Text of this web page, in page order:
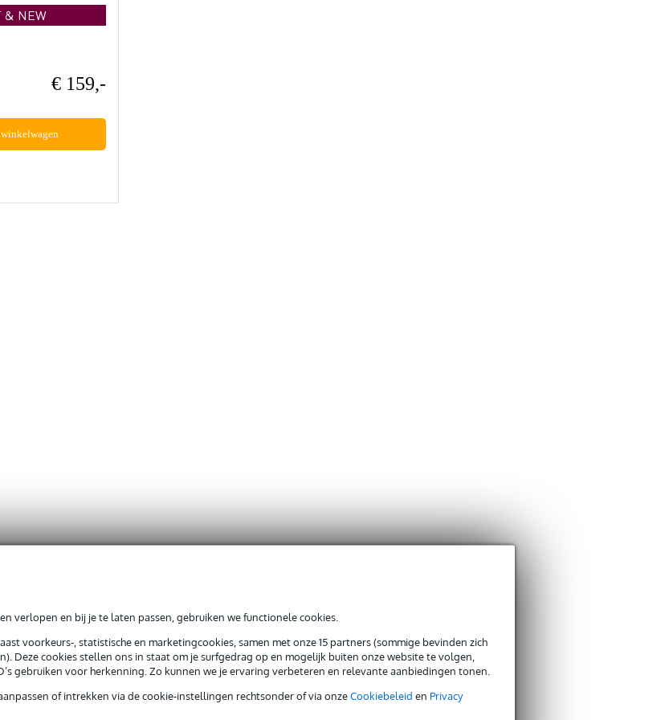
verlopen en bij je te laten passen, gebruiken we functionele cookies.
voorkeurs-, statistische en marketingcookies, samen met onze 15 partners (sommige bevinden zich
Deze cookies stellen ons in staat om je surfgedrag op en mogelijk buiten onze website te volgen,
gebruiken voor herkenning. Zo kunnen we je ervaring verbeteren en relevante aanbiedingen tonen.
of intrekken via de cookie-instellingen rechtsonder of via onzeCookiebeleid en Privacy
& NEW
€ 159,-